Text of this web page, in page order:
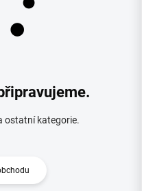
ostatní kategorie.